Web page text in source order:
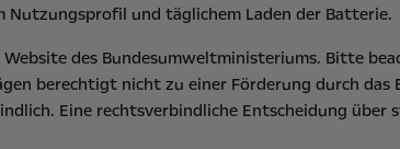
und täglichem Laden der Batterie.
des Bundesumweltministeriums. Bitte
berechtigt nicht zu einer Förderung durch das
Eine rechtsverbindliche Entscheidung über